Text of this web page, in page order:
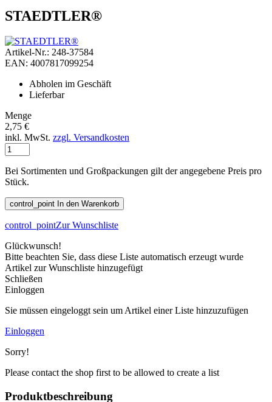
STAEDTLER®
Artikel-Nr.: 248-37584
EAN: 4007817099254
Abholen im Geschäft
Lieferbar
Menge
2,75 €
inkl. MwSt. zzgl. Versandkosten
Bei Sortimenten und Großpackungen gilt der angegebene Preis pro
Stück.
control_point In den Warenkorb
control_pointZur Wunschliste
Glückwunsch!
Bitte beachten Sie, dass diese Liste automatisch erzeugt wurde
Artikel zur Wunschliste hinzugefügt
Schließen
Einloggen
Sie müssen eingeloggt sein um Artikel einer Liste hinzuzufügen
Einloggen
Sorry!
Please contact the shop first to be allowed to create a list
Produktbeschreibung